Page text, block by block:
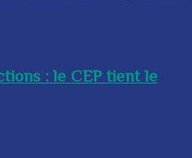
: le CEP tient le